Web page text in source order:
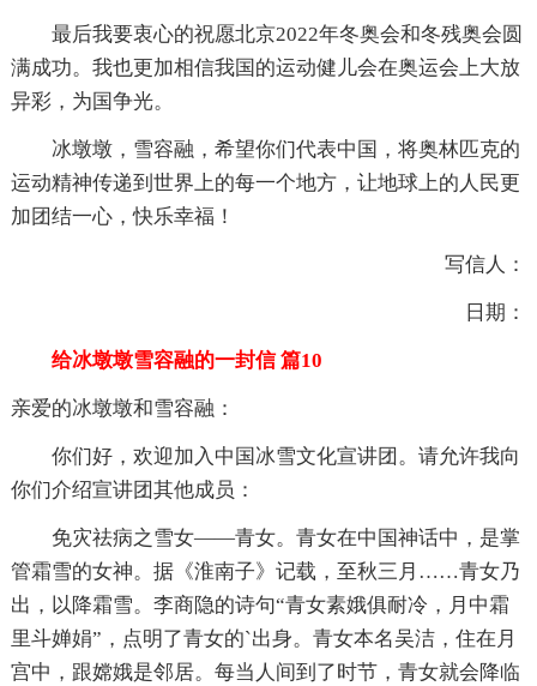
最后我要衷心的祝愿北京2022年冬奥会和冬残奥会圆
满成功。我也更加相信我国的运动健儿会在奥运会上大放
异彩，为国争光。
冰墩墩，雪容融，希望你们代表中国，将奥林匹克的
运动精神传递到世界上的每一个地方，让地球上的人民更
加团结一心，快乐幸福！
写信人：
日期：
给冰墩墩雪容融的一封信 篇10
亲爱的冰墩墩和雪容融：
你们好，欢迎加入中国冰雪文化宣讲团。请允许我向
你们介绍宣讲团其他成员：
免灾祛病之雪女——青女。青女在中国神话中，是掌
管霜雪的女神。据《淮南子》记载，至秋三月……青女乃
出，以降霜雪。李商隐的诗句“青女素娥俱耐冷，月中霜
里斗婵娟”，点明了青女的`出身。青女本名吴洁，住在月
宫中，跟嫦娥是邻居。每当人间到了时节，青女就会降临